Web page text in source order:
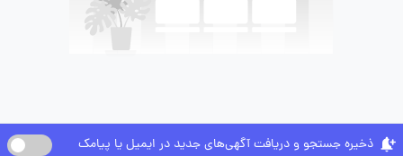
ذخیره جستجو و دریافت آگهی‌های جدید در ایمیل یا پیامک